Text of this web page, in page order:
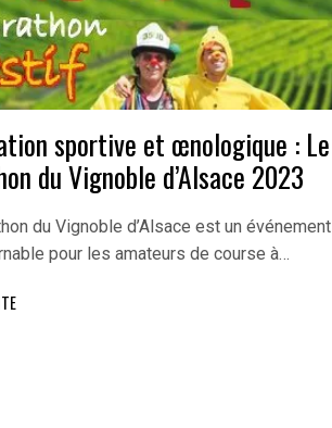
sportive et œnologique : Le
du Vignoble d’Alsace 2023
du Vignoble d’Alsace est un événement
pour les amateurs de course à…